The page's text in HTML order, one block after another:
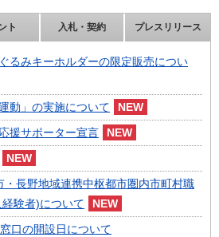
ト 入札・契約 プレスリリース
るみキーホルダーの限定販売につい
動」の実施について
援サポーター宣言
長野地域連携中枢都市圏内市町村職
験者)について
口の開設日について